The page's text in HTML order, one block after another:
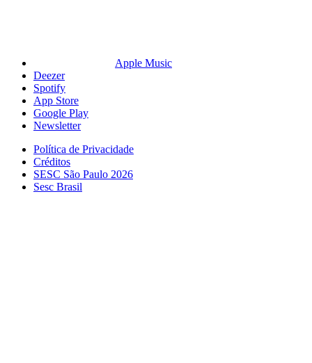
Apple Music
Deezer
Spotify
App Store
Google Play
Newsletter
Política de Privacidade
Créditos
SESC São Paulo 2026
Sesc Brasil